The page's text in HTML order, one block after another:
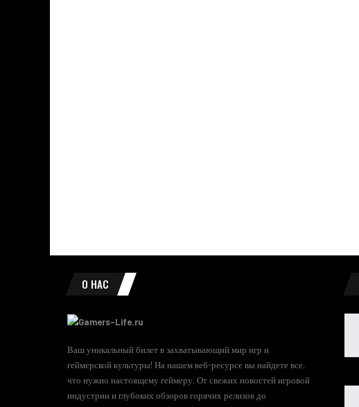
О НАС
Ваш уникальный билет в захватывающий мир игр и
геймерской культуры! На нашем веб-ресурсе вы найдете все,
что нужно настоящему геймеру. От свежих новостей игровой
индустрии и глубоких обзоров горячих релизов до